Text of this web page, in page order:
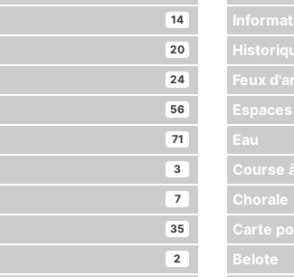
14
20
24 Feux
56
71 Eau
3 Course
7 Chorale
35 Carte
2 Belote